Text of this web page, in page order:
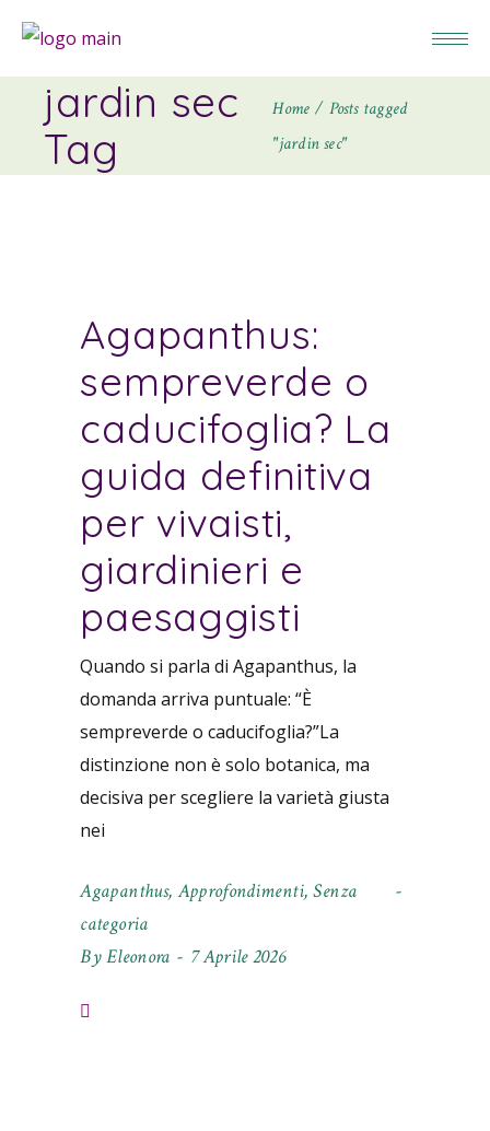
jardin sec
Tag
Home
Posts tagged
"jardin sec"
Agapanthus:
sempreverde o
caducifoglia? La
guida definitiva
per vivaisti,
giardinieri e
paesaggisti
Quando si parla di Agapanthus, la
domanda arriva puntuale: “È
sempreverde o caducifoglia?”La
distinzione non è solo botanica, ma
decisiva per scegliere la varietà giusta
nei
Agapanthus,Approfondimenti,Senza
categoria
ByEleonora 7 Aprile 2026